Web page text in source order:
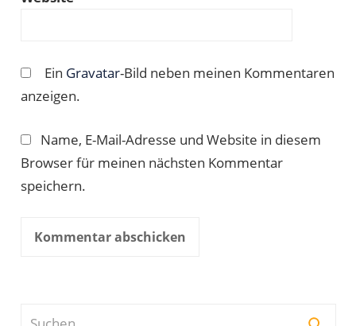
Ein Gravatar-Bild neben meinen Kommentaren
anzeigen.
Name, E-Mail-Adresse und Website in diesem
Browser für meinen nächsten Kommentar
speichern.
Suchen